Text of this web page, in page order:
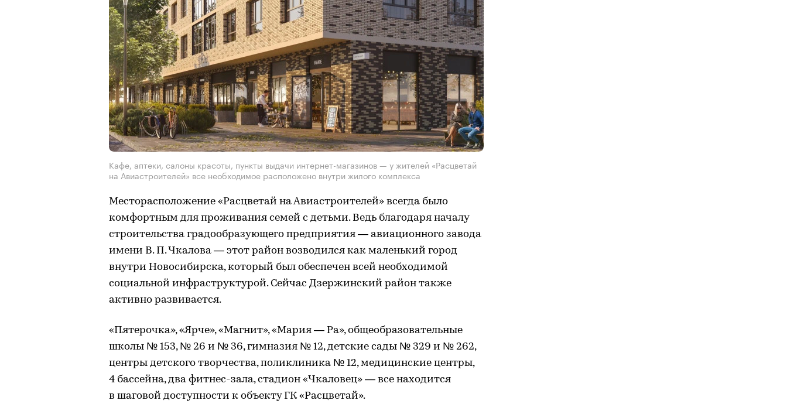
Кафе, аптеки, салоны красоты, пункты выдачи интернет-магазинов — у жителей «Расцветай
на Авиастроителей» все необходимое расположено внутри жилого комплекса
Месторасположение «Расцветай на Авиастроителей» всегда было
комфортным для проживания семей с детьми. Ведь благодаря началу
строительства градообразующего предприятия — авиационного завода
имени В. П. Чкалова — этот район возводился как маленький город
внутри Новосибирска, который был обеспечен всей необходимой
социальной инфраструктурой. Сейчас Дзержинский район также
активно развивается.
«Пятерочка», «Ярче», «Магнит», «Мария — Ра», общеобразовательные
школы № 153, № 26 и № 36, гимназия № 12, детские сады № 329 и № 262,
центры детского творчества, поликлиника № 12, медицинские центры,
4 бассейна, два фитнес-зала, стадион «Чкаловец» — все находится
в шаговой доступности к объекту ГК «Расцветай».